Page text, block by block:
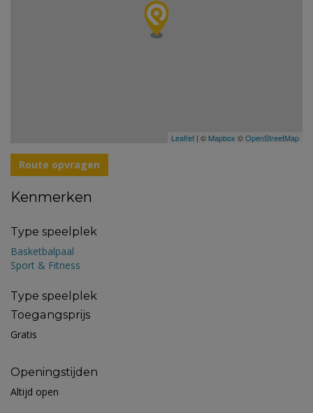
Leaflet | © Mapbox ©OpenStreetMap
Route opvragen
Kenmerken
Type speelplek
Basketbalpaal
Sport & Fitness
Type speelplek
Toegangsprijs
Gratis
Openingstijden
Altijd open